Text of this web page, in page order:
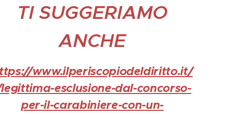
TI SUGGERIAMO
ANCHE
www.ilperiscopiodeldiritto.it/
esclusione-dal-concorso-
per-il-carabiniere-con-un-